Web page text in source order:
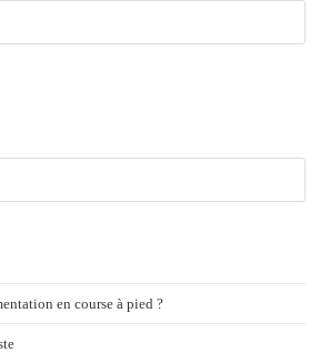
en course à pied ?